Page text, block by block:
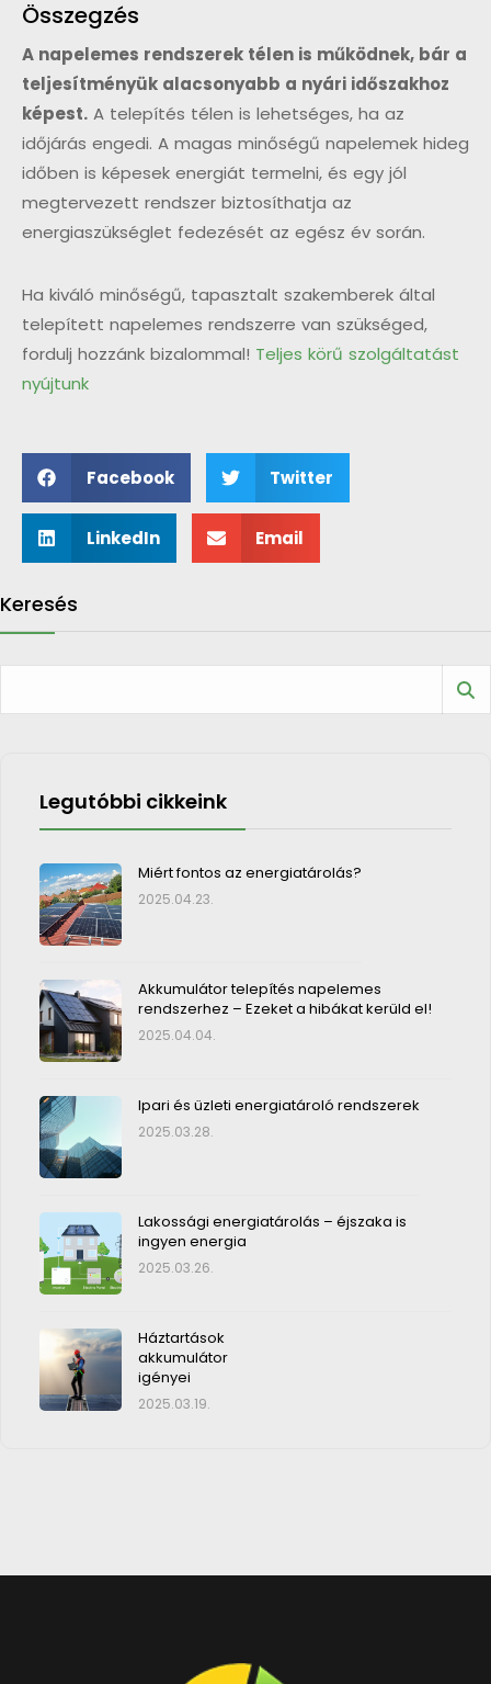
Összegzés
A napelemes rendszerek télen is működnek, bár a
teljesítményük alacsonyabb a nyári időszakhoz
képest. A telepítés télen is lehetséges, ha az
időjárás engedi. A magas minőségű napelemek hideg
időben is képesek energiát termelni, és egy jól
megtervezett rendszer biztosíthatja az
energiaszükséglet fedezését az egész év során.
Ha kiváló minőségű, tapasztalt szakemberek által
telepített napelemes rendszerre van szükséged,
fordulj hozzánk bizalommal! Teljes körű szolgáltatást
nyújtunk
Facebook Twitter
LinkedIn Email
Keresés
Legutóbbi cikkeink
Miért fontos az energiatárolás?
2025.04.23.
Akkumulátor telepítés napelemes
rendszerhez – Ezeket a hibákat kerüld el!
2025.04.04.
Ipari és üzleti energiatároló rendszerek
2025.03.28.
Lakossági energiatárolás – éjszaka is
ingyen energia
2025.03.26.
Háztartások
akkumulátor
igényei
2025.03.19.